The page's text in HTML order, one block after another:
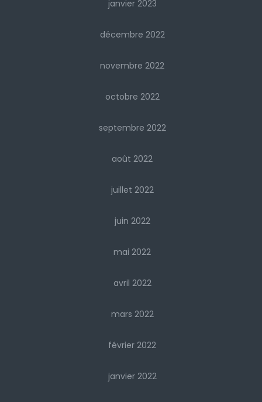
janvier 2023
décembre 2022
novembre 2022
octobre 2022
septembre 2022
août 2022
juillet 2022
juin 2022
mai 2022
avril 2022
mars 2022
février 2022
janvier 2022